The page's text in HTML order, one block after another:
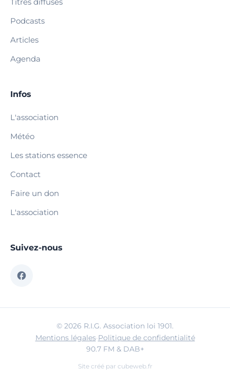
Podcasts
Articles
Agenda
Infos
L'association
Météo
Les stations essence
Contact
Faire un don
L'association
Suivez-nous
© 2026 R.I.G. Association loi 1901.
Mentions légales·Politique de confidentialité
90.7 FM & DAB+
Site créé par cubeweb.fr